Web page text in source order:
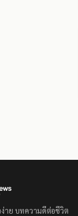
ง่าย บทความดีต่อชีวิต